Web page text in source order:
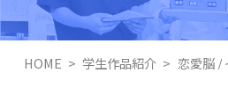
HOME 学生作品紹介